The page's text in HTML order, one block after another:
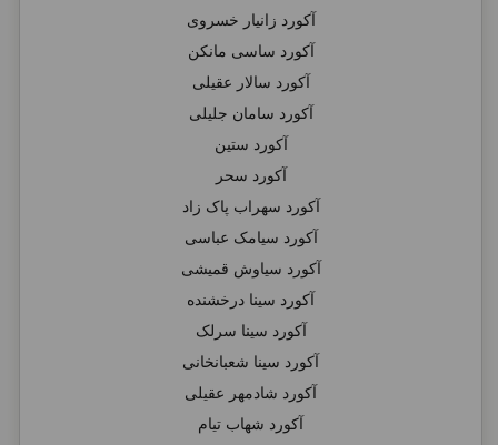
آکورد زانیار خسروی
آکورد ساسی مانکن
آکورد سالار عقیلی
آکورد سامان جلیلی
آکورد ستین
آکورد سحر
آکورد سهراب پاک زاد
آکورد سیامک عباسی
آکورد سیاوش قمیشی
آکورد سینا درخشنده
آکورد سینا سرلک
آکورد سینا شعبانخانی
آکورد شادمهر عقیلی
آکورد شهاب تیام